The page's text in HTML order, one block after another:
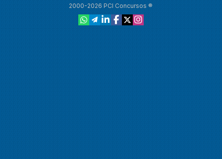
2000-2026 PCI Concursos ®